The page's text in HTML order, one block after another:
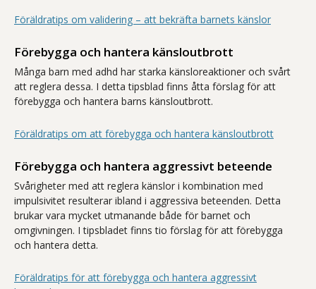
Föräldratips om validering – att bekräfta barnets känslor
Förebygga och hantera känsloutbrott
Många barn med adhd har starka känsloreaktioner och svårt
att reglera dessa. I detta tipsblad finns åtta förslag för att
förebygga och hantera barns känsloutbrott.
Föräldratips om att förebygga och hantera känsloutbrott
Förebygga och hantera aggressivt beteende
Svårigheter med att reglera känslor i kombination med
impulsivitet resulterar ibland i aggressiva beteenden. Detta
brukar vara mycket utmanande både för barnet och
omgivningen. I tipsbladet finns tio förslag för att förebygga
och hantera detta.
Föräldratips för att förebygga och hantera aggressivt